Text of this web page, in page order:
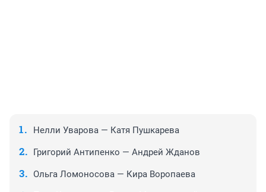
Нелли Уварова — Катя Пушкарева
Григорий Антипенко — Андрей Жданов
Ольга Ломоносова — Кира Воропаева